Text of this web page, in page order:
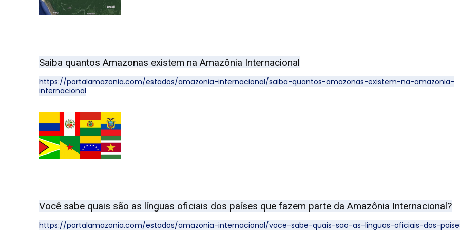
Saiba quantos Amazonas existem na Amazônia Internacional
https://portalamazonia.com/estados/amazonia-internacional/saiba-quantos-amazonas-existem-na-amazonia-
internacional
Você sabe quais são as línguas oficiais dos países que fazem parte da Amazônia Internacional?
https://portalamazonia.com/estados/amazonia-internacional/voce-sabe-quais-sao-as-linguas-oficiais-dos-